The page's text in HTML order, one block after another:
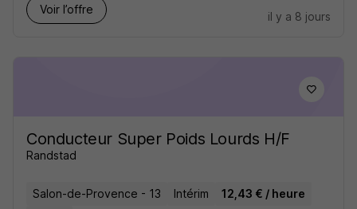
Voir l’offre
il y a 8 jours
Conducteur Super Poids Lourds H/F
Randstad
Salon-de-Provence - 13 Intérim
12,43 € / heure